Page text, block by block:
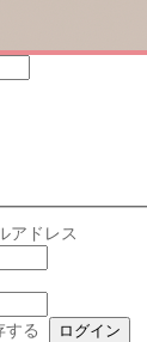
アドレス
する